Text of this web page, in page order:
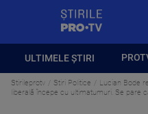
ULTIMELE ȘTIRI
Stirileprotv Stiri Politice
Lucian Bode
liberală începe cu ultimatumuri. Se pare